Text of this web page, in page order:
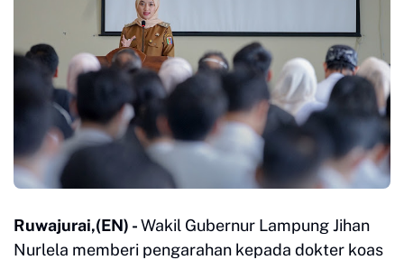
Ruwajurai,(EN) -Wakil Gubernur Lampung Jihan
Nurlela memberi pengarahan kepada dokter koas